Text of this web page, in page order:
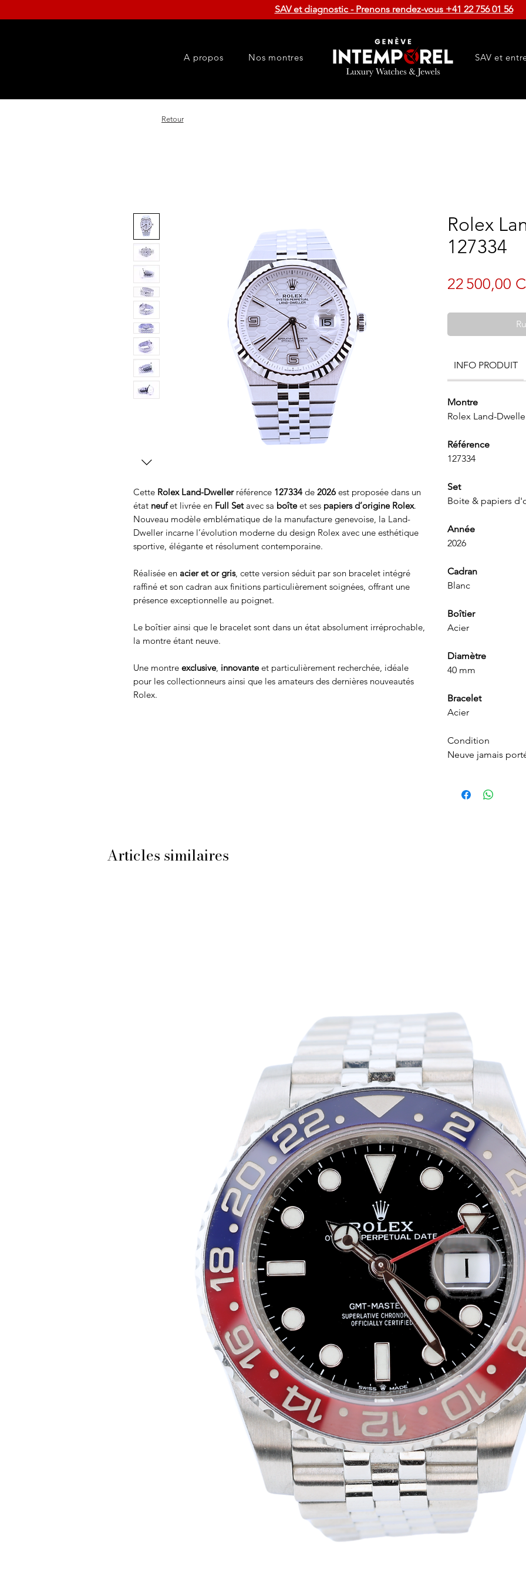
SAV et diagnostic - Prenons rendez-vous +41 22 756 01 56
A propos Nos montres SAV et
Retour
Cette Rolex Land-Dwellerréférence 127334 de 2026 est proposée dans un
état neufet livrée en Full Setavec sa boîteet ses papiers d’origine Rolex.
Nouveau modèle emblématique de la manufacture genevoise, la Land-
Dweller incarne l’évolution moderne du design Rolex avec une esthétique
sportive, élégante et résolument contemporaine.
Réalisée en acier et or gris, cette version séduit par son bracelet intégré
raffiné et son cadran aux finitions particulièrement soignées, offrant une
présence exceptionnelle au poignet.
Le boîtier ainsi que le bracelet sont dans un état absolument irréprochable,
la montre étant neuve.
Une montre exclusive, innovanteet particulièrement recherchée, idéale
pour les collectionneurs ainsi que les amateurs des dernières nouveautés
Rolex.
Rolex
127334
22 500,00
INFO PRODUIT
Montre
Rolex Land-
Référence
127334
Set
Boite & papiers
Année
2026
Cadran
Blanc
Boîtier
Acier
Diamètre
40 mm
Bracelet
Acier
Condition
Neuve jamais
Articles similaires